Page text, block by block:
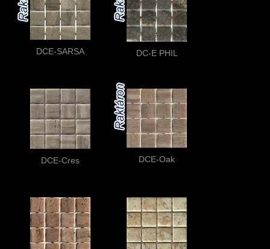
DCE-SARSA DC-E PHIL
DCE-Cres DCE-Oak